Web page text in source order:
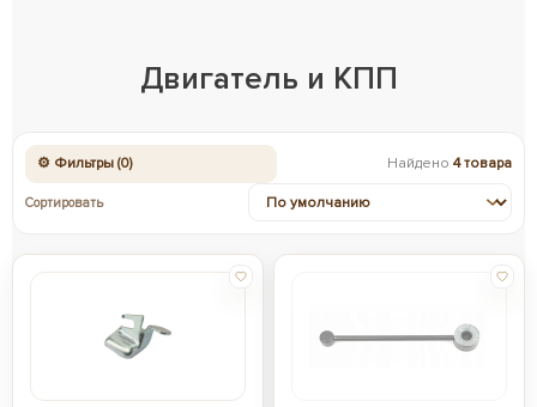
Двигатель и КПП
⚙ Фильтры (0) Найдено 4 товара
Сортировать